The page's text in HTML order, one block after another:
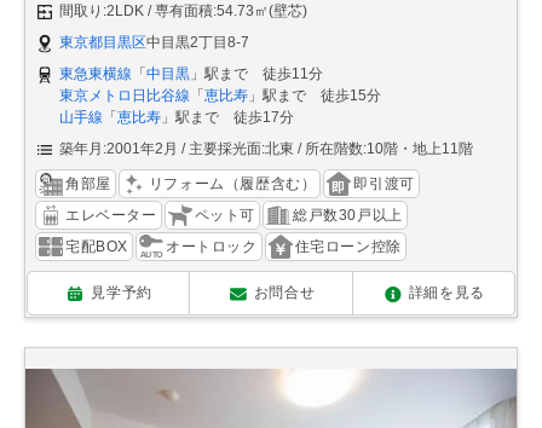
間取り:2LDK
専有面積:54.73㎡(壁芯)
東京都目黒区中目黒2丁目8-7
東急東横線 「 中目黒 」駅まで 徒歩11分
東京メトロ日比谷線 「 恵比寿 」駅まで 徒歩15分
山手線 「 恵比寿 」駅まで 徒歩17分
築年月:2001年2月
主要採光面:北東 所在階数:10階・地上11階
角部屋 リフォーム（履歴含む）
即引渡可
エレベーター
ペット可
総戸数30戸以上
宅配BOX
オートロック 住宅ローン控除
見学予約 お問合せ 詳細を見る